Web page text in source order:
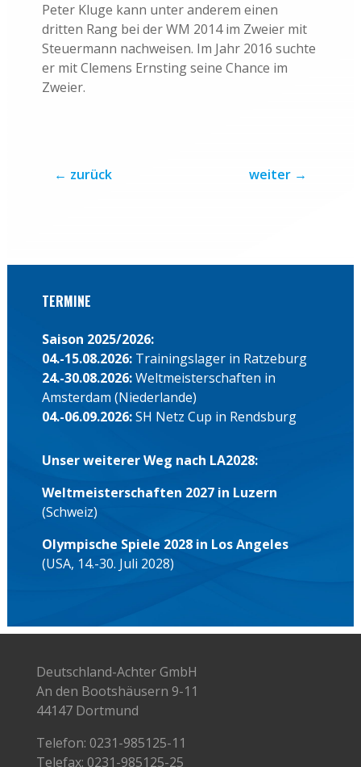
Peter Kluge kann unter anderem einen
dritten Rang bei der WM 2014 im Zweier mit
Steuermann nachweisen. Im Jahr 2016 suchte
er mit Clemens Ernsting seine Chance im
Zweier.
← zurück weiter →
TERMINE
Saison 2025/2026:
04.-15.08.2026: Trainingslager in Ratzeburg
24.-30.08.2026:Weltmeisterschaften in
Amsterdam (Niederlande)
04.-06.09.2026:SH Netz Cup in Rendsburg
Unser weiterer Weg nach LA2028:
Weltmeisterschaften 2027 in Luzern
(Schweiz)
Olympische Spiele 2028 in Los Angeles
(USA, 14.-30. Juli 2028)
Deutschland-Achter GmbH
An den Bootshäusern 9-11
44147 Dortmund
Telefon: 0231-985125-11
Telefax: 0231-985125-25